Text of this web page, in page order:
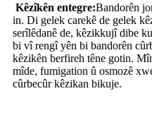
Kêzîkên entegre:Bandorên
in. Di gelek carekê de gelek
serîlêdanê de, kêzikkujî dibe
bi vî rengî yên bi bandorên
kêzikên berfireh têne gotin.
mîde, fumigation û osmozê
cûrbecûr kêzikan bikuje.